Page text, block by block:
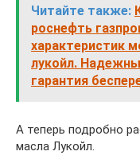
Читайте также:
роснефть
характеристик
лукойл.
гарантия
А теперь подробно
масла Лукойл.